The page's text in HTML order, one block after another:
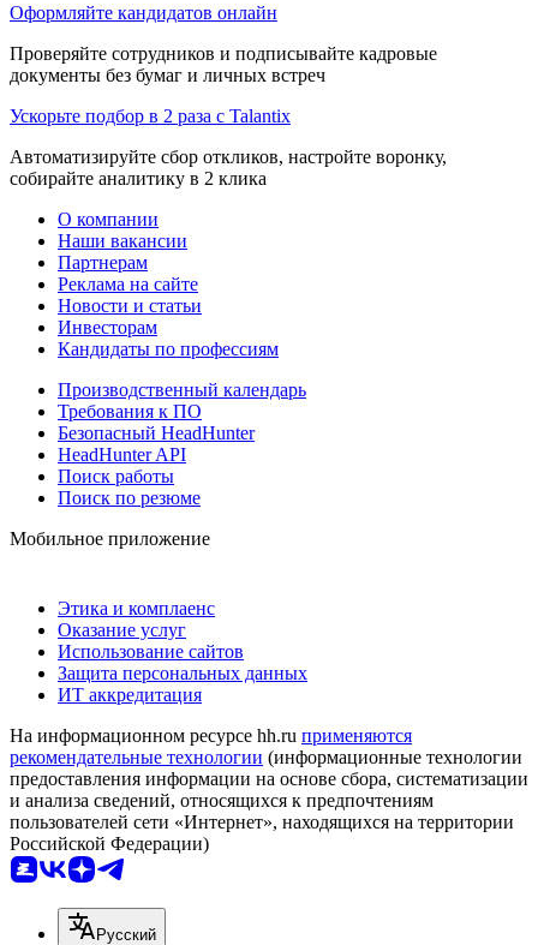
Оформляйте кандидатов онлайн
Проверяйте сотрудников и подписывайте кадровые
документы без бумаг и личных встреч
Ускорьте подбор в 2 раза с Talantix
Автоматизируйте сбор откликов, настройте воронку,
собирайте аналитику в 2 клика
О компании
Наши вакансии
Партнерам
Реклама на сайте
Новости и статьи
Инвесторам
Кандидаты по профессиям
Производственный календарь
Требования к ПО
Безопасный HeadHunter
HeadHunter API
Поиск работы
Поиск по резюме
Мобильное приложение
Этика и комплаенс
Оказание услуг
Использование сайтов
Защита персональных данных
ИТ аккредитация
На информационном ресурсе hh.ru применяются
рекомендательные технологии (информационные технологии
предоставления информации на основе сбора, систематизации
и анализа сведений, относящихся к предпочтениям
пользователей сети «Интернет», находящихся на территории
Российской Федерации)
Русский